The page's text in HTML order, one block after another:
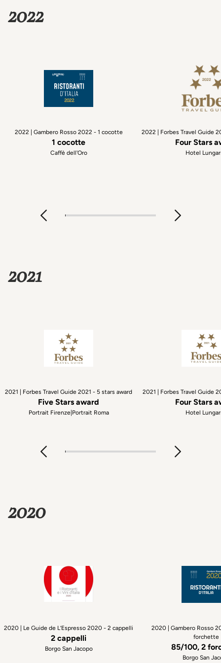
2022
2022 | Gambero Rosso 2022 - 1 cocotte
1 cocotte
Caffè dell'Oro
2022 | Forbes Travel Guide
Four Stars
Hotel
2021
2021 | Forbes Travel Guide 2021 - 5 stars award
Five Stars award
Portrait Firenze|Portrait Roma
2021 | Forbes Travel Guide
Four Stars
Hotel
2020
2020 | Le Guide de L’Espresso 2020 - 2 cappelli
2 cappelli
Borgo San Jacopo
2020 | Gambero Rosso
forchette
85/100, 2
Borgo San